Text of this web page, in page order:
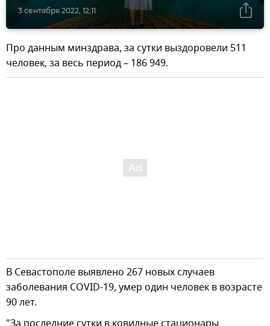
3 сентября 2022, 12:11
Про данным минздрава, за сутки выздоровели 511
человек, за весь период – 186 949.
В Севастополе выявлено 267 новых случаев
заболевания COVID-19, умер один человек в возрасте
90 лет.